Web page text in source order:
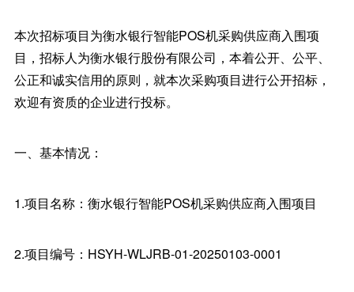
本次招标项目为衡水银行智能POS机采购供应商入围项
目，招标人为衡水银行股份有限公司，本着公开、公平、
公正和诚实信用的原则，就本次采购项目进行公开招标，
欢迎有资质的企业进行投标。
一、基本情况：
1.项目名称：衡水银行智能POS机采购供应商入围项目
2.项目编号：HSYH-WLJRB-01-20250103-0001